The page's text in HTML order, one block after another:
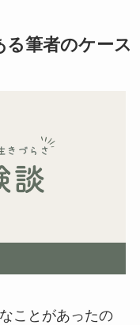
筆者のケース
ことがあったの